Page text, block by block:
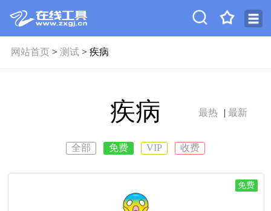
网站首页> 测试 > 疾病
最热 | 最新
疾病
全部 免费 VIP 收费
免费